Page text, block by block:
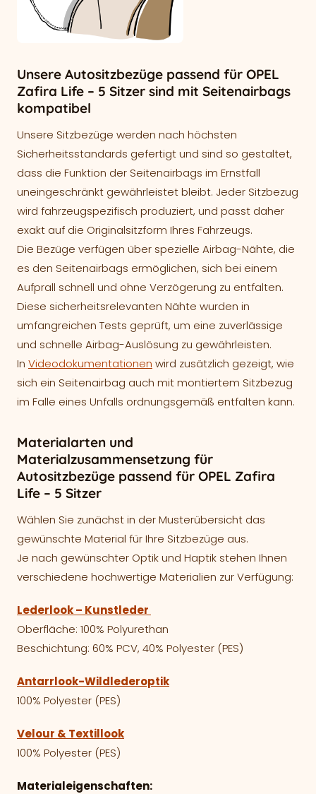
Unsere Autositzbezüge passend für OPEL
Zafira Life – 5 Sitzer sind mit Seitenairbags
kompatibel
Unsere Sitzbezüge werden nach höchsten
Sicherheitsstandards gefertigt und sind so gestaltet,
dass die Funktion der Seitenairbags im Ernstfall
uneingeschränkt gewährleistet bleibt. Jeder Sitzbezug
wird fahrzeugspezifisch produziert, und passt daher
exakt auf die Originalsitzform Ihres Fahrzeugs.
Die Bezüge verfügen über spezielle Airbag-Nähte, die
es den Seitenairbags ermöglichen, sich bei einem
Aufprall schnell und ohne Verzögerung zu entfalten.
Diese sicherheitsrelevanten Nähte wurden in
umfangreichen Tests geprüft, um eine zuverlässige
und schnelle Airbag-Auslösung zu gewährleisten.
In Videodokumentationen wird zusätzlich gezeigt, wie
sich ein Seitenairbag auch mit montiertem Sitzbezug
im Falle eines Unfalls ordnungsgemäß entfalten kann.
Materialarten und
Materialzusammensetzung für
Autositzbezüge passend für OPEL Zafira
Life – 5 Sitzer
Wählen Sie zunächst in der Musterübersicht das
gewünschte Material für Ihre Sitzbezüge aus.
Je nach gewünschter Optik und Haptik stehen Ihnen
verschiedene hochwertige Materialien zur Verfügung:
Lederlook – Kunstleder
Oberfläche: 100% Polyurethan
Beschichtung: 60% PCV, 40% Polyester (PES)
Antarrlook-Wildlederoptik
100% Polyester (PES)
Velour & Textillook
100% Polyester (PES)
Materialeigenschaften: